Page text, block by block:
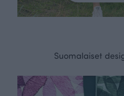
Suomalaiset